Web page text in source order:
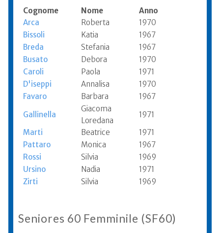
Cognome Nome
Anno
Arca
Roberta
1970
Bissoli
Katia
1967
Breda
Stefania
1967
Busato
Debora
1970
Caroli
Paola
1971
D'iseppi
Annalisa
1970
Favaro
Barbara
1967
Gallinella
Giacoma
Loredana
1971
Marti
Beatrice
1971
Pattaro
Monica
1967
Rossi
Silvia
1969
Ursino
Nadia
1971
Zirti
Silvia 1969
Seniores 60 Femminile (SF60)